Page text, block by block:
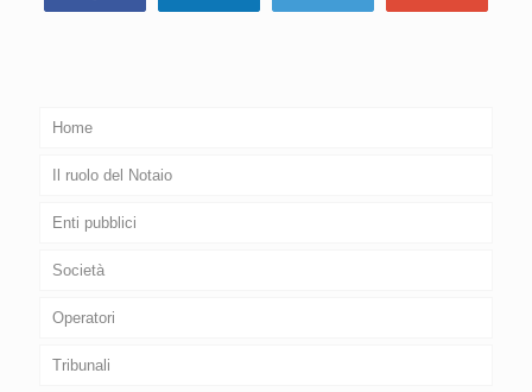
Home
Il ruolo del Notaio
Enti pubblici
Società
Operatori
Tribunali